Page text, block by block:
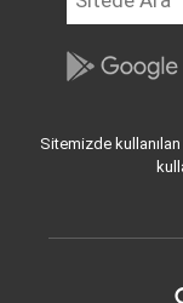
Sitemizde